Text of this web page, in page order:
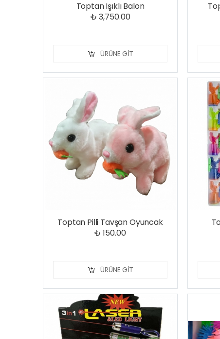
Toptan Işıklı Balon
₺ 3,750.00
ÜRÜNE GIT
Toptan Pilli Tavşan Oyuncak
₺ 150.00
ÜRÜNE GIT